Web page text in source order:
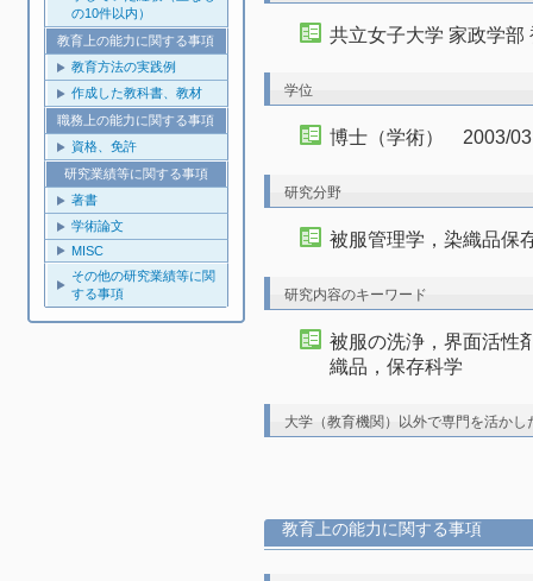
の10件以内）
教育上の能力に関する事項
教育方法の実践例
作成した教科書、教材
職務上の能力に関する事項
資格、免許
研究業績等に関する事項
著書
学術論文
MISC
その他の研究業績等に関
する事項
共立女子大学 家政学
学位
博士（学術） 2003/
研究分野
被服管理学，染織品保
研究内容のキーワード
被服の洗浄，界面活性
織品，保存科学
大学（教育機関）以外で専門を活か
教育上の能力に関する事項